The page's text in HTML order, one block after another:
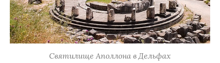
Святилище Аполлона в Дельфах